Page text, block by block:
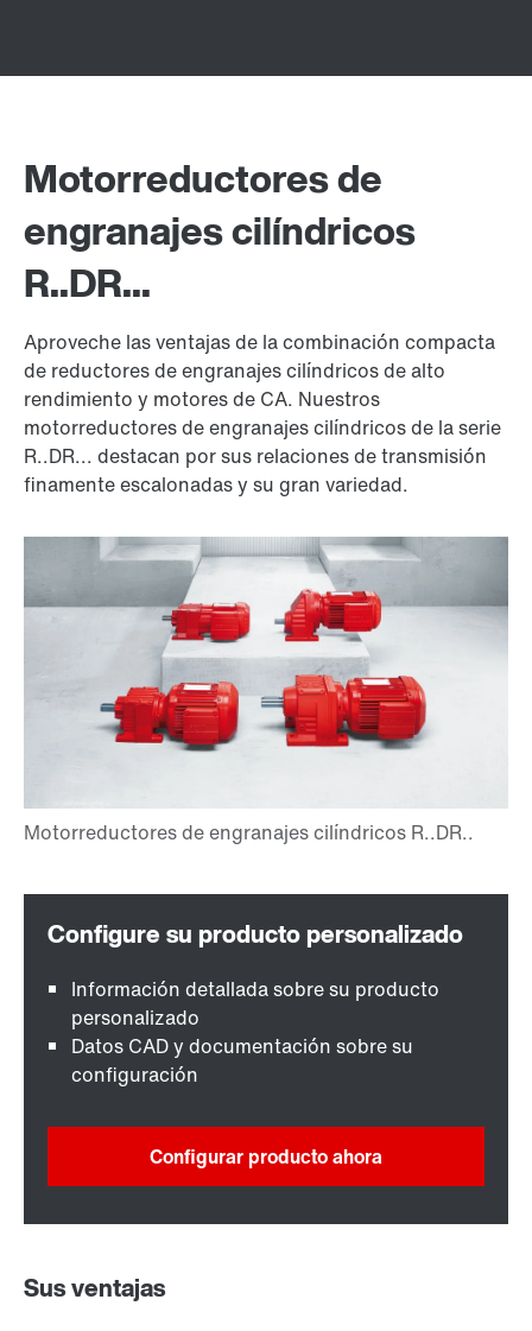
Motorreductores de
engranajes cilíndricos
R..DR...
Aproveche las ventajas de la combinación compacta
de reductores de engranajes cilíndricos de alto
rendimiento y motores de CA. Nuestros
motorreductores de engranajes cilíndricos de la serie
R..DR... destacan por sus relaciones de transmisión
finamente escalonadas y su gran variedad.
Información detallada sobre su producto
personalizado
Datos CAD y documentación sobre su
configuración
Configurar producto ahora
Sus ventajas